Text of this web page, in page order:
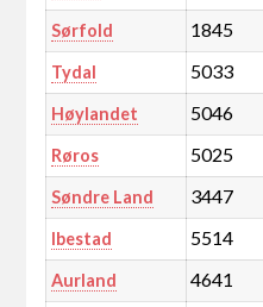
Sørfold 1845
Tydal 5033
Høylandet 5046
Røros 5025
Søndre Land 3447
Ibestad 5514
Aurland 4641